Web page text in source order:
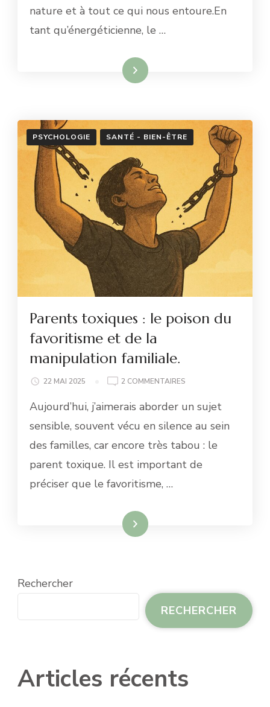
nature et à tout ce qui nous entoure.En
tant qu’énergéticienne, le …
Lire la suite
PSYCHOLOGIE SANTÉ - BIEN-ÊTRE
Parents toxiques : le poison du
favoritisme et de la
manipulation familiale.
22 MAI 2025 2 COMMENTAIRES
TOXIQUES
LE
POISON
FAVORITISME
Aujourd’hui, j’aimerais aborder un sujet
sensible, souvent vécu en silence au sein
des familles, car encore très tabou : le
parent toxique. Il est important de
préciser que le favoritisme, …
Lire la suite
Rechercher
RECHERCHER
Articles récents